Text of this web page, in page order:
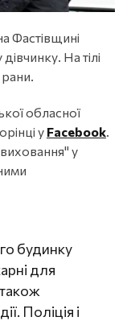
Фастівщині
На тілі
обласної
у Facebook
у
будинку
для
Поліція і